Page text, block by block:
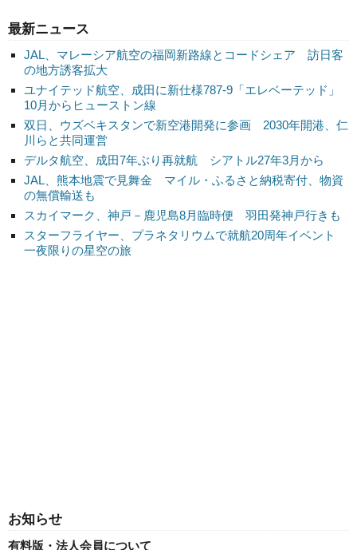
最新ニュース
JAL、マレーシア航空の福岡新路線とコードシェア 訪日客
の地方誘客拡大
ユナイテッド航空、成田に新仕様787-9「エレベーテッド」
10月からヒューストン線
双日、ウズベキスタンで新空港開発に参画 2030年開港、仁
川らと共同運営
デルタ航空、成田7年ぶり再就航 シアトル27年3月から
JAL、熊本地震で見舞金 マイル・ふるさと納税寄付、物資
の無償輸送も
スカイマーク、神戸－鹿児島8月臨時便 羽田発神戸行きも
スターフライヤー、プラネタリウムで就航20周年イベント
一夜限りの星空の旅
お知らせ
有料版・法人会員について